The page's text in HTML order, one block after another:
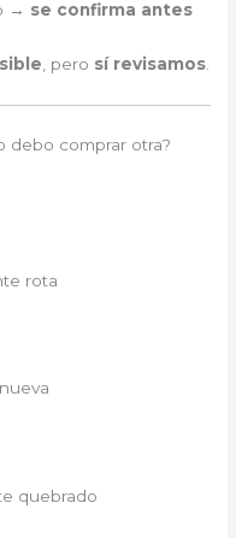
→ se confirma antes
, pero sí revisamos.
debo comprar otra?
rota
quebrado